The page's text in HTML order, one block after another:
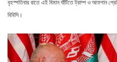
বৃহস্পতিবার রাতে এই বিমান ঘাঁটিতে ট্রাম্প ও আফগান
বিবিসি।